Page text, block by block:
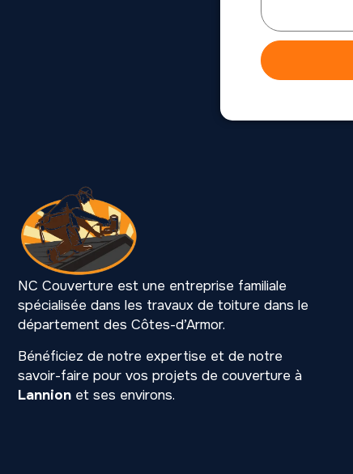
NC Couverture est une entreprise familiale
spécialisée dans les travaux de toiture dans le
département des Côtes-d’Armor.
Bénéficiez de notre expertise et de notre
savoir-faire pour vos projets de couverture à
Lannion et ses environs.